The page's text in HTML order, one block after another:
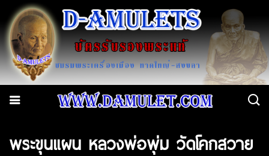
พระขุนแผน หลวงพ่อพุ่ม วัดโคกสวาย